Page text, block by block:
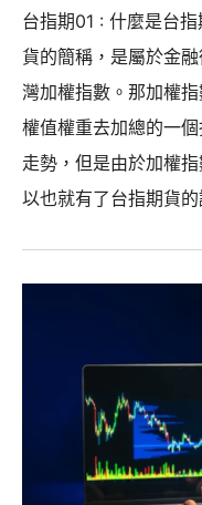
台指期01 : 什麼是台
貨的簡稱，是屬於金
灣加權指數。那加權
權值權重去加總的一
走勢，但是由於加權
以也就有了台指期貨